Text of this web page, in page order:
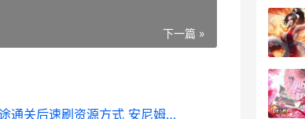
下一篇 »
安尼姆的无尽旅途通关后速刷资源方式 安尼姆的无尽旅途阵容搭配